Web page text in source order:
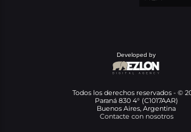
Developed by
Todos los derechos reservados - ©
Paraná 830 4° (C1017AAR)
Buenos Aires, Argentina
Contacte con nosotros